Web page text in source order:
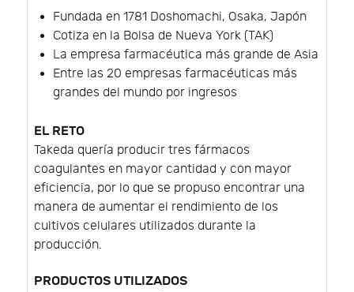
Fundada en 1781 Doshomachi, Osaka, Japón
Cotiza en la Bolsa de Nueva York (TAK)
La empresa farmacéutica más grande de Asia
Entre las 20 empresas farmacéuticas más
grandes del mundo por ingresos
EL RETO
Takeda quería producir tres fármacos
coagulantes en mayor cantidad y con mayor
eficiencia, por lo que se propuso encontrar una
manera de aumentar el rendimiento de los
cultivos celulares utilizados durante la
producción.
PRODUCTOS UTILIZADOS